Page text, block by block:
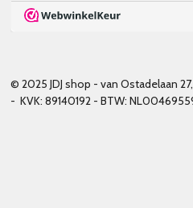
© 2025 JDJ shop - van Ostadelaan
- KVK: 89140192 - BTW: